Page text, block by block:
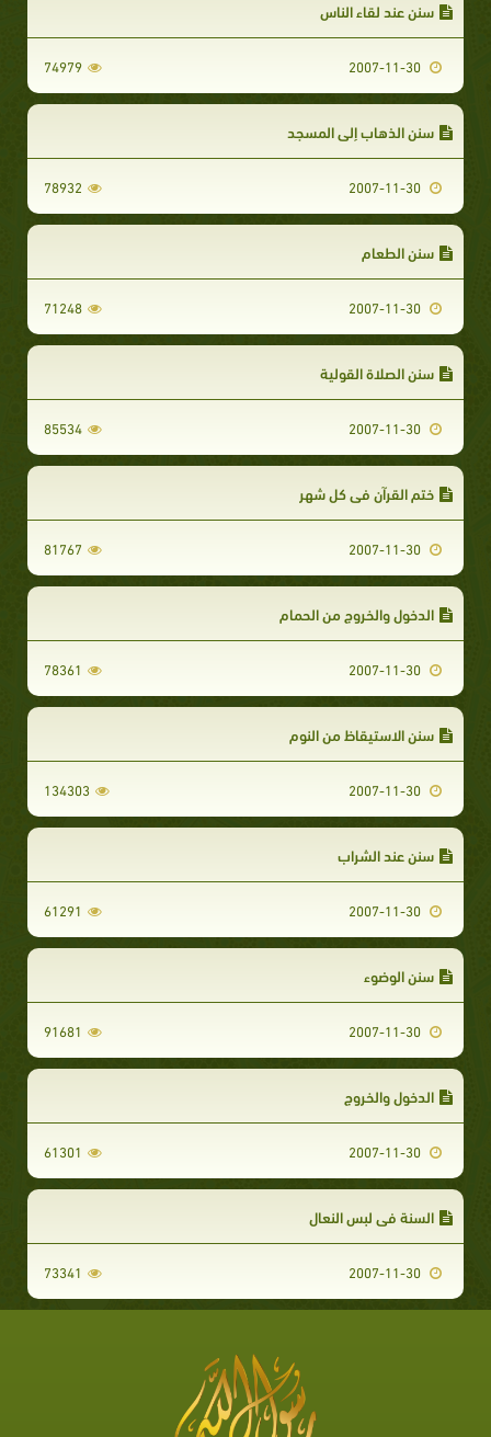
سنن عند لقاء الناس
74979
سنن الذهاب إلى المسجد
78932
سنن الطعام
71248
سنن الصلاة القولية
85534
ختم القرآن في كل شهر
81767
الدخول والخروج من الحمام
78361
سنن الاستيقاظ من النوم
134303
سنن عند الشراب
61291
سنن الوضوء
91681
الدخول والخروج
61301
السنة في لبس النعال
73341